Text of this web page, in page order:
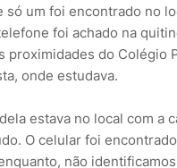
só um foi encontrado no
foi achado na
proximidades do Colégio
onde estudava.
estava no local com a
O celular foi
não